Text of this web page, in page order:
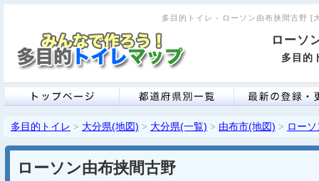
多目的トイレ - ローソン由布挟間古野
ローソ
多目的
多目的トイレ > 大分県(地図) > 大分県(一覧) > 由布市(地図) > ロー
ローソン由布挟間古野